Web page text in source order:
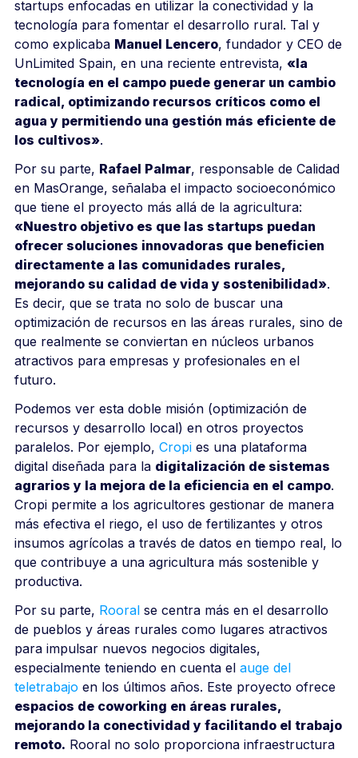
startups enfocadas en utilizar la conectividad y la
tecnología para fomentar el desarrollo rural. Tal y
como explicaba Manuel Lencero, fundador y CEO de
UnLimited Spain, en una reciente entrevista, «la
tecnología en el campo puede generar un cambio
radical, optimizando recursos críticos como el
agua y permitiendo una gestión más eficiente de
los cultivos».
Por su parte, Rafael Palmar, responsable de Calidad
en MasOrange, señalaba el impacto socioeconómico
que tiene el proyecto más allá de la agricultura:
«Nuestro objetivo es que las startups puedan
ofrecer soluciones innovadoras que beneficien
directamente a las comunidades rurales,
mejorando su calidad de vida y sostenibilidad».
Es decir, que se trata no solo de buscar una
optimización de recursos en las áreas rurales, sino de
que realmente se conviertan en núcleos urbanos
atractivos para empresas y profesionales en el
futuro.
Podemos ver esta doble misión (optimización de
recursos y desarrollo local) en otros proyectos
paralelos. Por ejemplo, Cropi es una plataforma
digital diseñada para la digitalización de sistemas
agrarios y la mejora de la eficiencia en el campo.
Cropi permite a los agricultores gestionar de manera
más efectiva el riego, el uso de fertilizantes y otros
insumos agrícolas a través de datos en tiempo real, lo
que contribuye a una agricultura más sostenible y
productiva.
Por su parte, Rooral se centra más en el desarrollo
de pueblos y áreas rurales como lugares atractivos
para impulsar nuevos negocios digitales,
especialmente teniendo en cuenta el auge del
teletrabajo en los últimos años. Este proyecto ofrece
espacios de coworking en áreas rurales,
mejorando la conectividad y facilitando el trabajo
remoto. Rooral no solo proporciona infraestructura